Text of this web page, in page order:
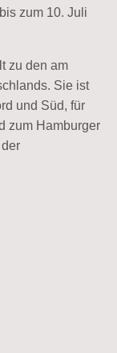
zum 10. Juli
zu den am
Sie ist
und Süd, für
zum Hamburger